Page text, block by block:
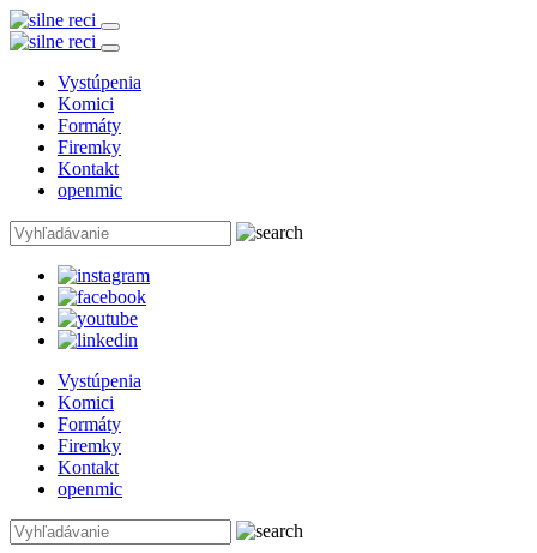
Vystúpenia
Komici
Formáty
Firemky
Kontakt
openmic
Vystúpenia
Komici
Formáty
Firemky
Kontakt
openmic